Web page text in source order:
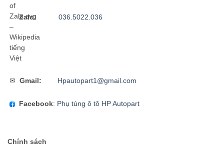
Zalo: 036.5022.036
✉ Gmail: Hpautopart1@gmail.com
Facebook: Phụ tùng ô tô HP Autopart
Chính sách